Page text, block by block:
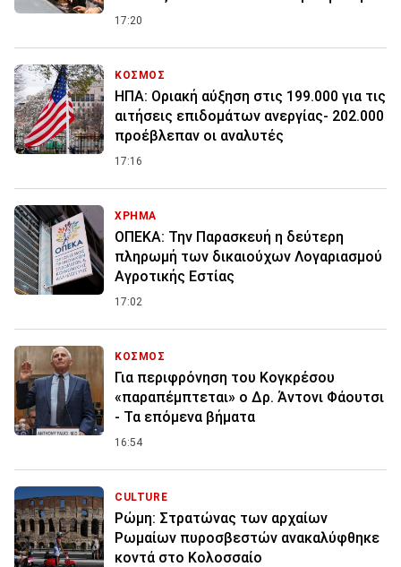
17:20
ΚΟΣΜΟΣ
ΗΠΑ: Οριακή αύξηση στις 199.000 για τις
αιτήσεις επιδομάτων ανεργίας- 202.000
προέβλεπαν οι αναλυτές
17:16
ΧΡΗΜΑ
ΟΠΕΚΑ: Την Παρασκευή η δεύτερη
πληρωμή των δικαιούχων Λογαριασμού
Αγροτικής Εστίας
17:02
ΚΟΣΜΟΣ
Για περιφρόνηση του Κογκρέσου
«παραπέμπτεται» ο Δρ. Άντονι Φάουτσι
- Τα επόμενα βήματα
16:54
CULTURE
Ρώμη: Στρατώνας των αρχαίων
Ρωμαίων πυροσβεστών ανακαλύφθηκε
κοντά στο Κολοσσαίο